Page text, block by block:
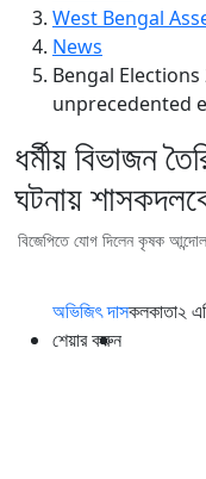
West Bengal
News
Bengal Elections
unprecedented
ধর্মীয় বিভাজন
ঘটনায়
বিজেপিতে যোগ দিলেন কৃষক
অভিজিৎ দাসকলকাতা২
শেয়ার করুন